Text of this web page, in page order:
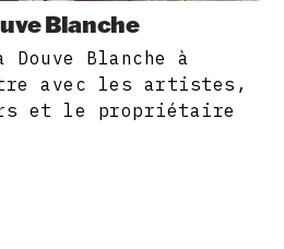
Blanche
Blanche à
avec les artistes,
et le propriétaire